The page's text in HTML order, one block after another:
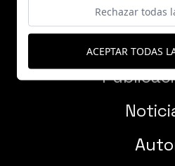
Rechazar todas
ACEPTAR TODAS